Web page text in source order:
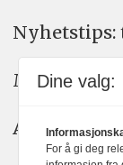
Nyhetstips:
Meninger:
Annonse:
Dine valg:
For å gi deg